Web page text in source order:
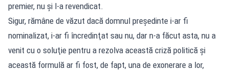
premier, nu şi l-a revendicat.
Sigur, rămâne de văzut dacă domnul preşedinte i-ar fi
nominalizat, i-ar fi încredinţat sau nu, dar n-a făcut asta, nu a
venit cu o soluţie pentru a rezolva această criză politică şi
această formulă ar fi fost, de fapt, una de exonerare a lor,